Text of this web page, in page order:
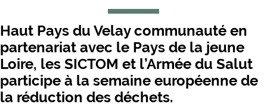
Haut Pays du Velay communauté en
partenariat avec le Pays de la jeune
Loire, les SICTOM et l’Armée du Salut
participe à la semaine européenne de
la réduction des déchets.